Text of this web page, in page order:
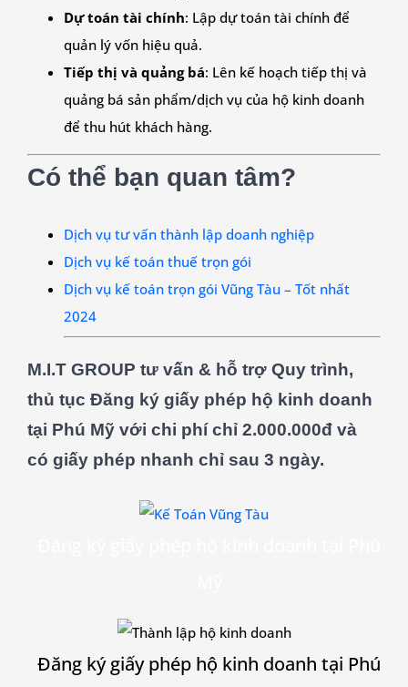
Dự toán tài chính: Lập dự toán tài chính để
quản lý vốn hiệu quả.
Tiếp thị và quảng bá: Lên kế hoạch tiếp thị và
quảng bá sản phẩm/dịch vụ của hộ kinh doanh
để thu hút khách hàng.
Có thể bạn quan tâm?
Dịch vụ tư vấn thành lập doanh nghiệp
Dịch vụ kế toán thuế trọn gói
Dịch vụ kế toán trọn gói Vũng Tàu – Tốt nhất
2024
M.I.T GROUP tư vấn & hỗ trợ Quy trình,
thủ tục Đăng ký giấy phép hộ kinh doanh
tại Phú Mỹ với chi phí chỉ 2.000.000đ và
có giấy phép nhanh chỉ sau 3 ngày.
Đăng ký giấy phép hộ kinh doanh tại Phú